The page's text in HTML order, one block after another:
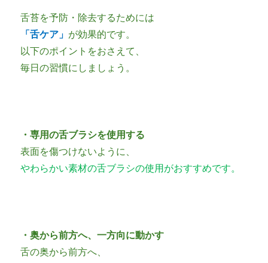
舌苔を予防・除去するためには
「舌ケア」 が効果的です。
以下のポイントをおさえて、
毎日の習慣にしましょう。
・専用の舌ブラシを使用する
表面を傷つけないように、
やわらかい素材の舌ブラシの使用がおすすめです。
・奥から前方へ、一方向に動かす
舌の奥から前方へ、